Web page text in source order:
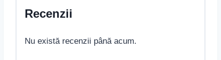
Recenzii
Nu există recenzii până acum.